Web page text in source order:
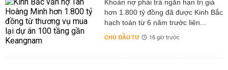
hơn 1.800 tỷ đồng đã được Kinh Bắc
hạch toán từ 6 năm trước liên...
CHỦ ĐẦU TƯ 16 giờ trước